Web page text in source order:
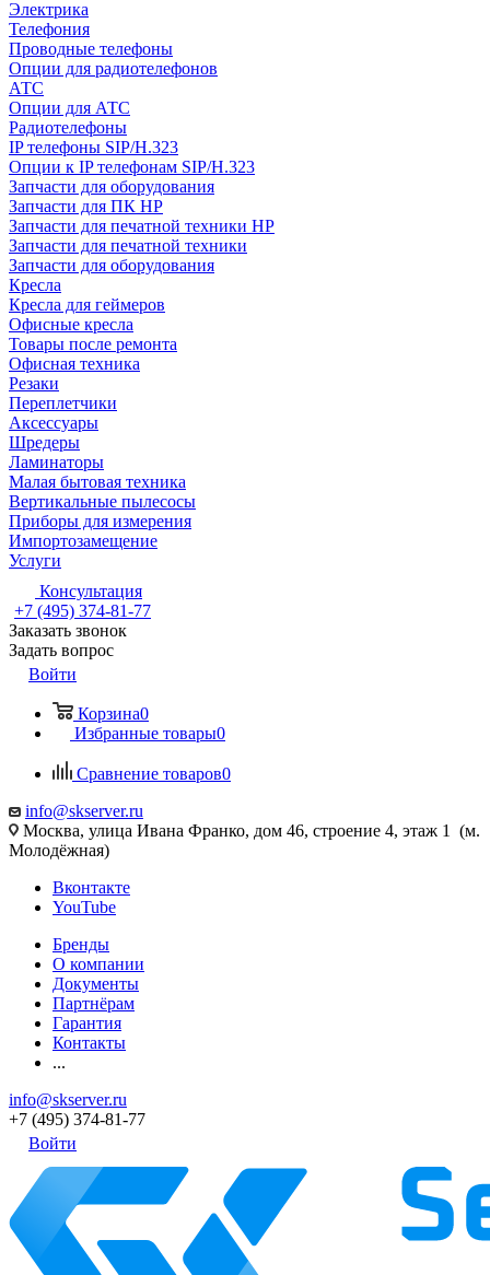
Электрика
Телефония
Проводные телефоны
Опции для радиотелефонов
АТС
Опции для АТС
Радиотелефоны
IP телефоны SIP/H.323
Опции к IP телефонам SIP/H.323
Запчасти для оборудования
Запчасти для ПК HP
Запчасти для печатной техники HP
Запчасти для печатной техники
Запчасти для оборудования
Кресла
Кресла для геймеров
Офисные кресла
Товары после ремонта
Офисная техника
Резаки
Переплетчики
Аксессуары
Шредеры
Ламинаторы
Малая бытовая техника
Вертикальные пылесосы
Приборы для измерения
Импортозамещение
Услуги
Консультация
+7 (495) 374-81-77
Заказать звонок
Задать вопрос
Войти
Корзина0
Избранные товары0
Сравнение товаров0
info@skserver.ru
Москва, улица Ивана Франко, дом 46, строение 4, этаж 1 (м.
Молодёжная)
Вконтакте
YouTube
Бренды
О компании
Документы
Партнёрам
Гарантия
Контакты
...
info@skserver.ru
+7 (495) 374-81-77
Войти